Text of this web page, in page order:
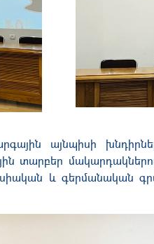
այնպիսի
տարբեր
և գերմանական